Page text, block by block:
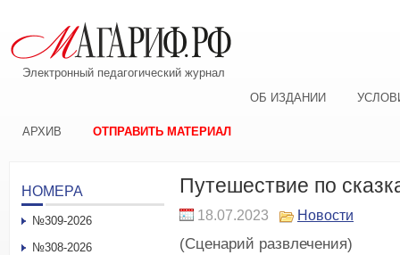
Электронный педагогический журнал
ОБ ИЗДАНИИ
АРХИВ ОТПРАВИТЬ МАТЕРИАЛ
Путешествие по
18.07.2023 Новости
(Сценарий развлечения)
НОМЕРА
№309-2026
№308-2026